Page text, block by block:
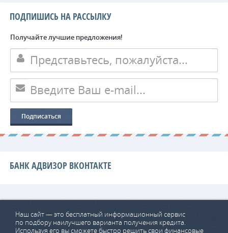
ПОДПИШИСЬ НА РАССЫЛКУ
Получайте лучшие предложения!
БАНК АДВИЗОР ВКОНТАКТЕ
Наш сайт — это бесплатный информационный сервис
по подбору наилучшего варианта получения кредита.
Используя его вы сможете быстро решить свои финансовые